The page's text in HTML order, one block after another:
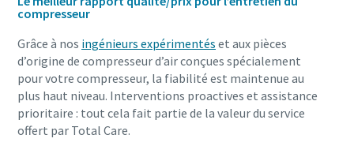
10 étapes pour une production éco-responsable
et plus efficace
compresseur
Grâce à nos ingénieurs expérimentés et aux pièces
d’origine de compresseur d’air conçues spécialement
pour votre compresseur, la fiabilité est maintenue au
plus haut niveau. Interventions proactives et assistance
prioritaire : tout cela fait partie de la valeur du service
offert par Total Care.